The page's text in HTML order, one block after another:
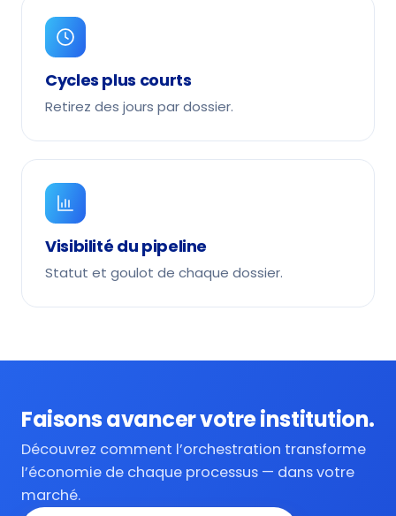
Cycles plus courts
Retirez des jours par dossier.
Visibilité du pipeline
Statut et goulot de chaque dossier.
Faisons avancer votre institution.
Découvrez comment l’orchestration transforme
l’économie de chaque processus — dans votre
marché.